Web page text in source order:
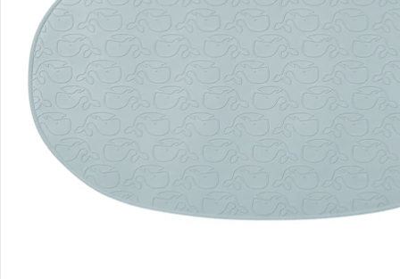
Retoure & Reklamation
Gutscheine & Aktionen
Kontakt & Service